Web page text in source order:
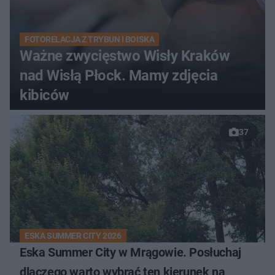
FOTORELACJA Z TRYBUN I BOISKA
Ważne zwycięstwo Wisły Kraków
nad Wisłą Płock. Mamy zdjęcia
kibiców
37
ESKA SUMMER CITY 2026
Eska Summer City w Mrągowie. Posłuchaj
dlaczego warto wybrać ten kierunek na